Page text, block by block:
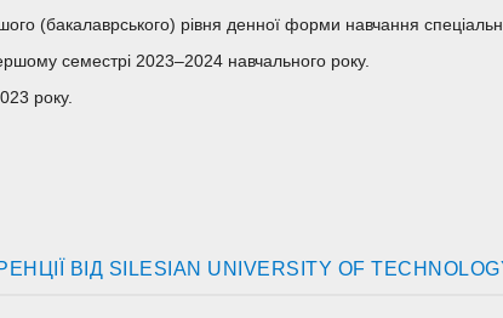
(бакалаврського) рівня денної форми навчання
семестрі 2023–2024 навчального року.
року.
ВІД SILESIAN UNIVERSITY OF